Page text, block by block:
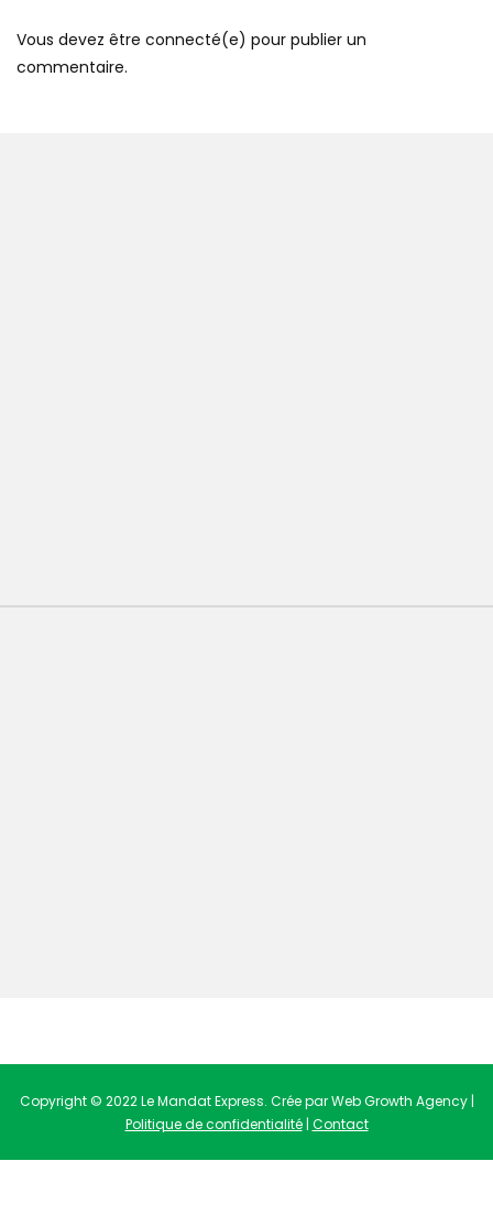
Vous devez être connecté(e) pour publier un
commentaire.
Copyright © 2022 Le Mandat Express. Crée par Web Growth Agency |
Politique de confidentialité| Contact